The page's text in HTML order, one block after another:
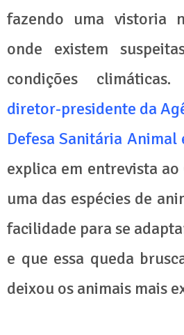
fazendo uma vistoria
onde existem
condições
diretor-presidente da
Defesa Sanitária Animal
explica em entrevista
uma das espécies de
facilidade para se
e que essa queda
deixou os animais mais